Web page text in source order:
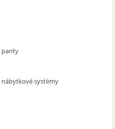
panty
systémy